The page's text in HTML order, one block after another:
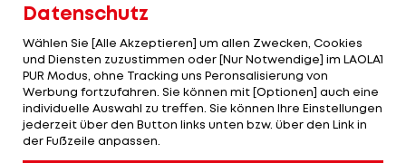
Sprintrennen haben die Fahrer und die Teams
nicht viele Möglichkeiten, sich und den Wagen auf
die Strecke abzustimmen.
Nur knapp drei Stunden nach Ende des Freien
Trainings steht am heutigen Abend noch die
Qualifikation für den Sprint an (ab 22:30 Uhr im
Datenschutz
Wählen Sie [Alle Akzeptieren] um allen Zwecken, Cookies
und Diensten zuzustimmen oder [Nur Notwendige] im LAOLA1
PUR Modus, ohne Tracking uns Peronsalisierung von
Werbung fortzufahren. Sie können mit [Optionen] auch eine
individuelle Auswahl zu treffen. Sie können Ihre Einstellungen
jederzeit über den Button links unten bzw. über den Link in
der Fußzeile anpassen.